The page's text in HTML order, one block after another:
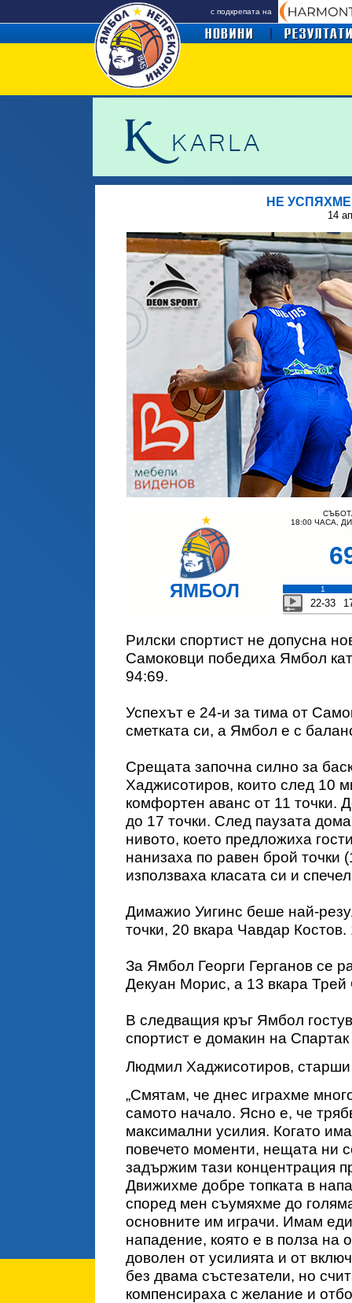
с подкрепата на
НЕ
14
18:00 ЧАСА,
ЯМБОЛ 1
22-33
Рилски спортист не допусна
Самоковци победиха Ямбол
94:69.
Успехът е 24-и за тима от
сметката си, а Ямбол е с
Срещата започна силно за
Хаджисотиров, които след 10
комфортен аванс от 11 точки.
до 17 точки. След паузата
нивото, което предложиха
нанизаха по равен брой точки
използваха класата си и
Димажио Уигинс беше най-
точки, 20 вкара Чавдар
За Ямбол Георги Герганов се
Декуан Морис, а 13 вкара
В следващия кръг Ямбол
спортист е домакин на
Людмил Хаджисотиров, старши
„Смятам, че днес играхме
самото начало. Ясно е, че
максимални усилия. Когато
повечето моменти, нещата ни
задържим тази концентрация
Движихме добре топката в
според мен съумяхме до
основните им играчи. Имам
нападение, която е в полза
доволен от усилията и от
без двама състезатели, но
компенсираха с желание и